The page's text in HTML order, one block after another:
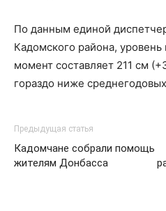
По данным единой
Кадомского района,
момент составляет 211 см
гораздо ниже
Предыдущая статья
Кадомчане собрали помощь
жителям Донбасса